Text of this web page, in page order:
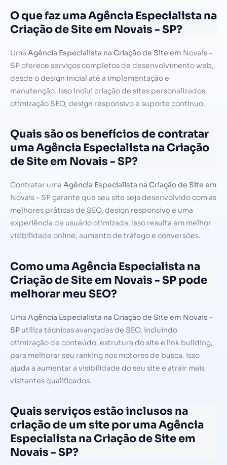
O que faz uma Agência Especialista na
Criação de Site em Novais - SP?
Uma Agência Especialista na Criação de Site em Novais –
SP oferece serviços completos de desenvolvimento web,
desde o design inicial até a implementação e
manutenção. Isso inclui criação de sites personalizados,
otimização SEO, design responsivo e suporte contínuo.
Quais são os benefícios de contratar
uma Agência Especialista na Criação
de Site em Novais - SP?
Contratar uma Agência Especialista na Criação de Site em
Novais – SP garante que seu site seja desenvolvido com as
melhores práticas de SEO, design responsivo e uma
experiência de usuário otimizada. Isso resulta em melhor
visibilidade online, aumento de tráfego e conversões.
Como uma Agência Especialista na
Criação de Site em Novais - SP pode
melhorar meu SEO?
Uma Agência Especialista na Criação de Site em Novais –
SP utiliza técnicas avançadas de SEO, incluindo
otimização de conteúdo, estrutura do site e link building,
para melhorar seu ranking nos motores de busca. Isso
ajuda a aumentar a visibilidade do seu site e atrair mais
visitantes qualificados.
Quais serviços estão inclusos na
criação de um site por uma Agência
Especialista na Criação de Site em
Novais - SP?